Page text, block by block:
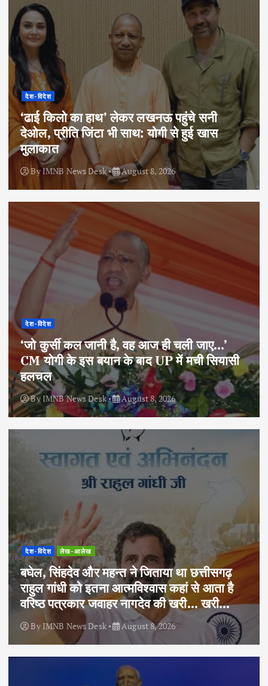
देश-विदेश
‘ढाई किलो का हाथ’ लेकर लखनऊ पहुंचे सनी
देओल, प्रीति जिंटा भी साथ: योगी से हुई खास
मुलाकात
ByIMNB News Desk August 8, 2026
देश-विदेश
‘जो कुर्सी कल जानी है, वह आज ही चली जाए…’
CM योगी के इस बयान के बाद UP में मची सियासी
हलचल
ByIMNB News Desk August 8, 2026
देश-विदेश लेख-आलेख
बघेल, सिंहदेव और महन्त ने जिताया था छत्तीसगढ़
राहुल गांधी को इतना आत्मविश्वास कहां से आता है
वरिष्ठ पत्रकार जवाहर नागदेव की खरी… खरी…
By IMNB News Desk August 8, 2026